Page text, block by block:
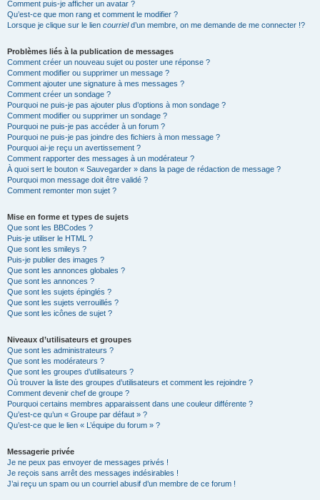
Comment puis-je afficher un avatar ?
Qu’est-ce que mon rang et comment le modifier ?
Lorsque je clique sur le lien courrield’un membre, on me demande de me connecter !?
Problèmes liés à la publication de messages
Comment créer un nouveau sujet ou poster une réponse ?
Comment modifier ou supprimer un message ?
Comment ajouter une signature à mes messages ?
Comment créer un sondage ?
Pourquoi ne puis-je pas ajouter plus d’options à mon sondage ?
Comment modifier ou supprimer un sondage ?
Pourquoi ne puis-je pas accéder à un forum ?
Pourquoi ne puis-je pas joindre des fichiers à mon message ?
Pourquoi ai-je reçu un avertissement ?
Comment rapporter des messages à un modérateur ?
À quoi sert le bouton « Sauvegarder » dans la page de rédaction de message ?
Pourquoi mon message doit être validé ?
Comment remonter mon sujet ?
Mise en forme et types de sujets
Que sont les BBCodes ?
Puis-je utiliser le HTML ?
Que sont les smileys ?
Puis-je publier des images ?
Que sont les annonces globales ?
Que sont les annonces ?
Que sont les sujets épinglés ?
Que sont les sujets verrouillés ?
Que sont les icônes de sujet ?
Niveaux d’utilisateurs et groupes
Que sont les administrateurs ?
Que sont les modérateurs ?
Que sont les groupes d’utilisateurs ?
Où trouver la liste des groupes d’utilisateurs et comment les rejoindre ?
Comment devenir chef de groupe ?
Pourquoi certains membres apparaissent dans une couleur différente ?
Qu’est-ce qu’un « Groupe par défaut » ?
Qu’est-ce que le lien « L’équipe du forum » ?
Messagerie privée
Je ne peux pas envoyer de messages privés !
Je reçois sans arrêt des messages indésirables !
J’ai reçu un spam ou un courriel abusif d’un membre de ce forum !